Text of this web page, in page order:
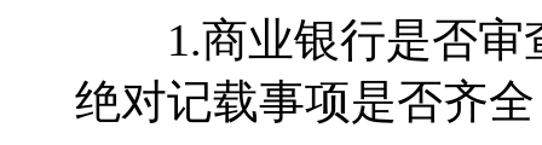
1.商业银行是否审
绝对记载事项是否齐